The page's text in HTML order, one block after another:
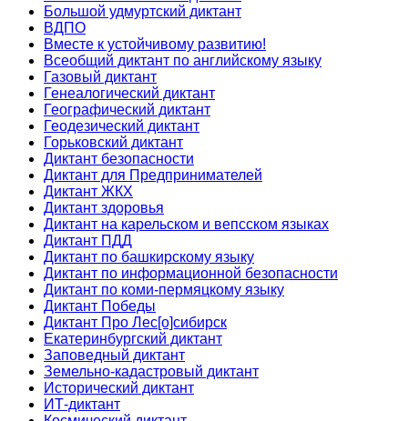
Большой удмуртский диктант
ВДПО
Вместе к устойчивому развитию!
Всеобщий диктант по английскому языку
Газовый диктант
Генеалогический диктант
Географический диктант
Геодезический диктант
Горьковский диктант
Диктант безопасности
Диктант для Предпринимателей
Диктант ЖКХ
Диктант здоровья
Диктант на карельском и вепсском языках
Диктант ПДД
Диктант по башкирскому языку
Диктант по информационной безопасности
Диктант по коми-пермяцкому языку
Диктант Победы
Диктант Про Лес[о]сибирск
Екатеринбургский диктант
Заповедный диктант
Земельно-кадастровый диктант
Исторический диктант
ИТ-диктант